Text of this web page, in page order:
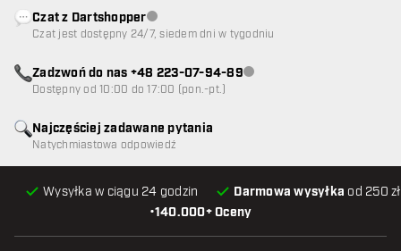
•140.000+ Oceny
Wysyłka w ciągu 24 godzin Darmowa wysyłka od 250
Najczęściej zadawane pytania
Natychmiastowa odpowiedź
Czat z DartshopperObsługa klienta niedostępna
Czat jest dostępny 24/7, siedem dni w tygodniu
Zadzwoń do nas +48 223-07-94-89Obsługa klienta niedostępna
Dostępny od 10:00 do 17:00 (pon.-pt.)